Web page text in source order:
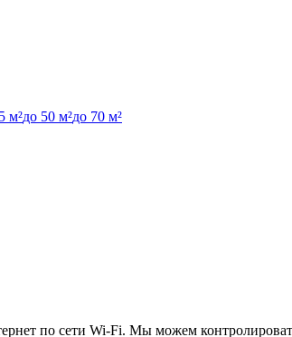
м²до 50 м²до 70 м²
по сети Wi-Fi. Мы можем